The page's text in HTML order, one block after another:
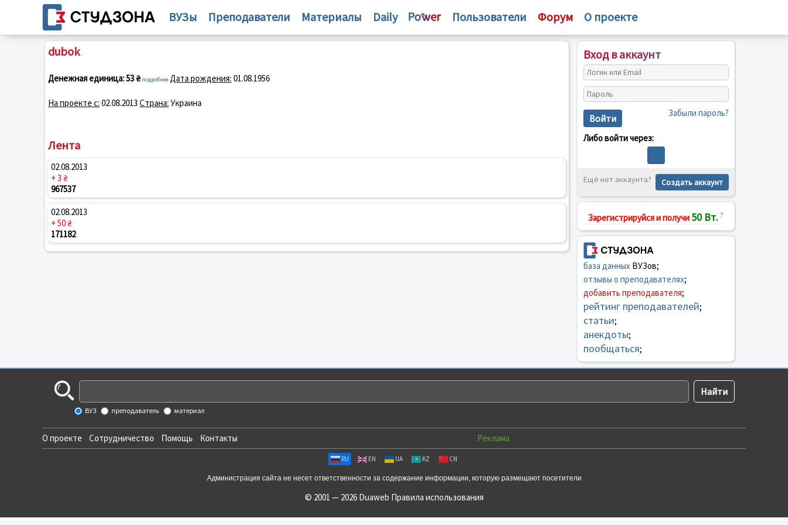
ВУЗы Преподаватели Материалы Daily Пользователи Форум О проекте
dubok
Денежная единица:53 ₴ подробнее Дата рождения: 01.08.1956
На проекте с: 02.08.2013 Страна: Украина
Лента
02.08.2013
+ 3 ₴
967537
02.08.2013
+ 50 ₴
171182
Вход в аккаунт
Войти Забыли пароль?
Либо войти через:
Ещё нет аккаунта? Создать аккаунт
Зарегистрируйся и получи 50 Вт. ?
база данныхВУЗов;
отзывы о преподавателях;
добавить преподавателя;
рейтинг преподавателей;
статьи;
анекдоты;
пообщаться;
ВУЗ преподаватель материал
О проекте Сотрудничество Помощь Контакты Реклама
RU EN UA KZ CN
Администрация сайта не несет ответственности за содержание информации, которую размещают посетители
© 2001 — 2026 Duaweb Правила использования